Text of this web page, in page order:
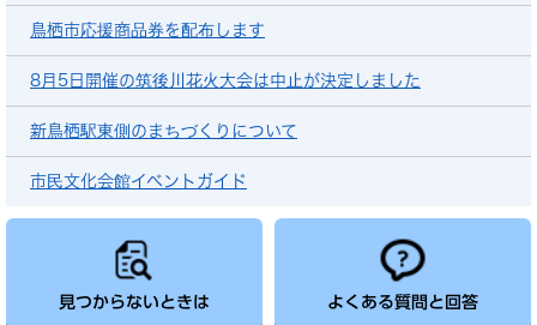
鳥栖市応援商品券を配布します
8月5日開催の筑後川花火大会は中止が決定しました
新鳥栖駅東側のまちづくりについて
市民文化会館イベントガイド
見つからないときは よくある質問と回答